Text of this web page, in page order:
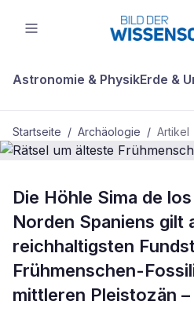
Astronomie & PhysikErde &
Startseite / Archäologie / Artikel
Rätsel um älteste
DNA
Die Höhle Sima de
Norden Spaniens gilt
reichhaltigsten
Frühmenschen-
mittleren Pleistozän